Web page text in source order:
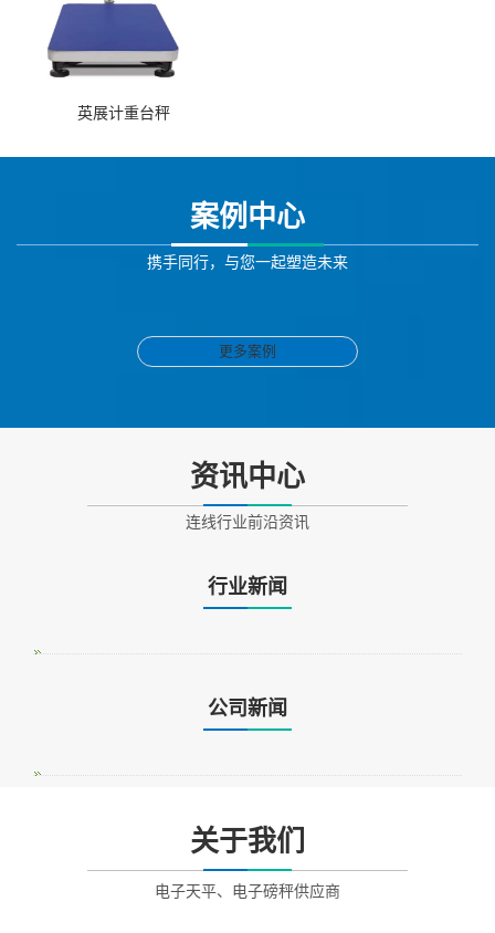
英展计重台秤
案例中心
携手同行，与您一起塑造未来
更多案例
资讯中心
连线行业前沿资讯
行业新闻
公司新闻
关于我们
电子天平、电子磅秤供应商